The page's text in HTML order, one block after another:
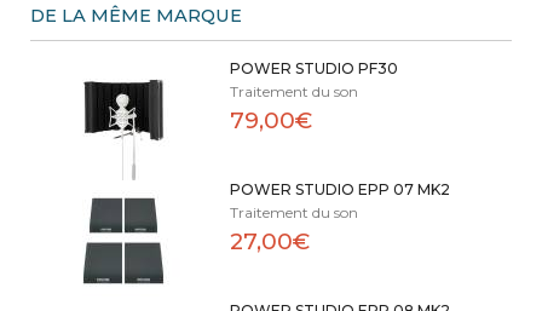
DE LA MÊME MARQUE
POWER STUDIO PF30
Traitement du son
79,00€
POWER STUDIO EPP 07 MK2
Traitement du son
27,00€